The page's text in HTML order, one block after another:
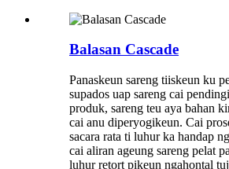
Balasan Cascade
Panaskeun sareng tiiskeun ku
supados uap sareng cai
produk, sareng teu aya bahan
cai anu diperyogikeun. Cai
sacara rata ti luhur ka handap
cai aliran ageung sareng pelat
luhur retort pikeun ngahontal